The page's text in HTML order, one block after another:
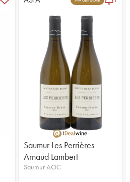
Saumur Les Perrières
Arnaud Lambert
Saumur AOC